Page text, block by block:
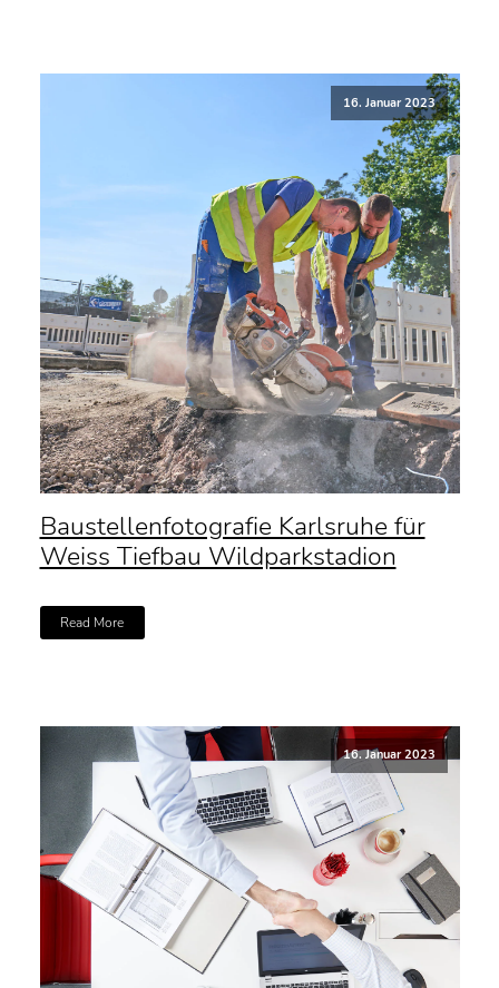
16. Januar 2023
Baustellenfotografie Karlsruhe für
Weiss Tiefbau Wildparkstadion
Read More
16. Januar 2023